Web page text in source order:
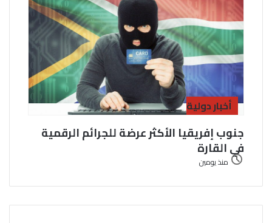
أخبار دولية
جنوب إفريقيا الأكثر عرضة للجرائم الرقمية
في القارة
منذ يومين